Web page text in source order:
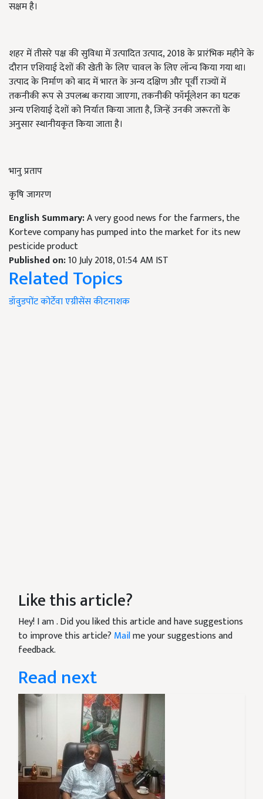
सक्षम है।
शहर में तीसरे पक्ष की सुविधा में उत्पादित उत्पाद, 2018 के प्रारंभिक महीने के
दौरान एशियाई देशों की खेती के लिए चावल के लिए लॉन्च किया गया था।
उत्पाद के निर्माण को बाद में भारत के अन्य दक्षिण और पूर्वी राज्यों में
तकनीकी रूप से उपलब्ध कराया जाएगा, तकनीकी फॉर्मूलेशन का घटक
अन्य एशियाई देशों को निर्यात किया जाता है, जिन्हें उनकी जरूरतों के
अनुसार स्थानीयकृत किया जाता है।
भानु प्रताप
कृषि जागरण
English Summary:A very good news for the farmers, the
Korteve company has pumped into the market for its new
pesticide product
Published on:10 July 2018, 01:54 AM IST
Related Topics
डॉवुडपोंटकोर्टेवा एग्रीसेंसकीटनाशक
Like this article?
Hey! I am. Did you liked this article and have suggestions
to improve this article? Mailme your suggestions and
feedback.
Read next